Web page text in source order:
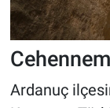
Ardanuç